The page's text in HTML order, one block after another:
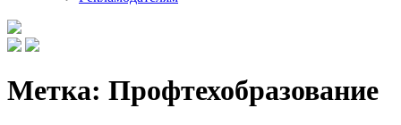
Метка: Профтехобразование